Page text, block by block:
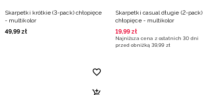
Skarpetki krótkie (3-pack) chłopięce
- multikolor
49,99 zł
Skarpetki casual długie (2-pack)
chłopięce - multikolor
19,99 zł
Najniższa cena z ostatnich 30 dni
przed obniżką 39,99 zł